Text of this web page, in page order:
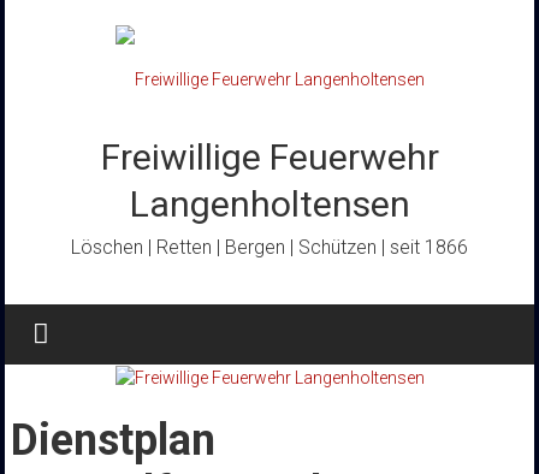
Freiwillige Feuerwehr
Langenholtensen
Löschen | Retten | Bergen | Schützen | seit 1866
Dienstplan